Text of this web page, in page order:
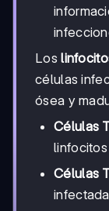
Los
células
ósea y
Células
linfocitos
Células